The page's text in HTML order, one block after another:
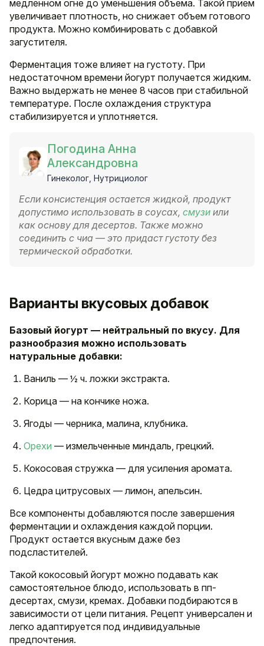
медленном огне до уменьшения объема. Такой прием
увеличивает плотность, но снижает объем готового
продукта. Можно комбинировать с добавкой
загустителя.
Ферментация тоже влияет на густоту. При
недостаточном времени йогурт получается жидким.
Важно выдержать не менее 8 часов при стабильной
температуре. После охлаждения структура
стабилизируется и уплотняется.
Погодина Анна
Александровна
Гинеколог, Нутрициолог
Если консистенция остается жидкой, продукт
допустимо использовать в соусах, смузи или
как основу для десертов. Также можно
соединить с чиа — это придаст густоту без
термической обработки.
Варианты вкусовых добавок
Базовый йогурт — нейтральный по вкусу. Для
разнообразия можно использовать
натуральные добавки:
Ваниль — ½ ч. ложки экстракта.
Корица — на кончике ножа.
Ягоды — черника, малина, клубника.
Орехи — измельченные миндаль, грецкий.
Кокосовая стружка — для усиления аромата.
Цедра цитрусовых — лимон, апельсин.
Все компоненты добавляются после завершения
ферментации и охлаждения каждой порции.
Продукт остается вкусным даже без
подсластителей.
Такой кокосовый йогурт можно подавать как
самостоятельное блюдо, использовать в пп-
десертах, смузи, кремах. Добавки подбираются в
зависимости от цели питания. Рецепт универсален и
легко адаптируется под индивидуальные
предпочтения.